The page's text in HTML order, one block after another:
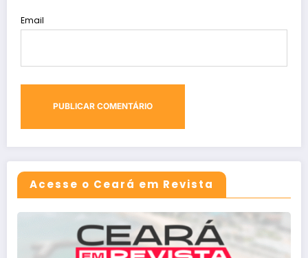
Email
Acesse o Ceará em Revista